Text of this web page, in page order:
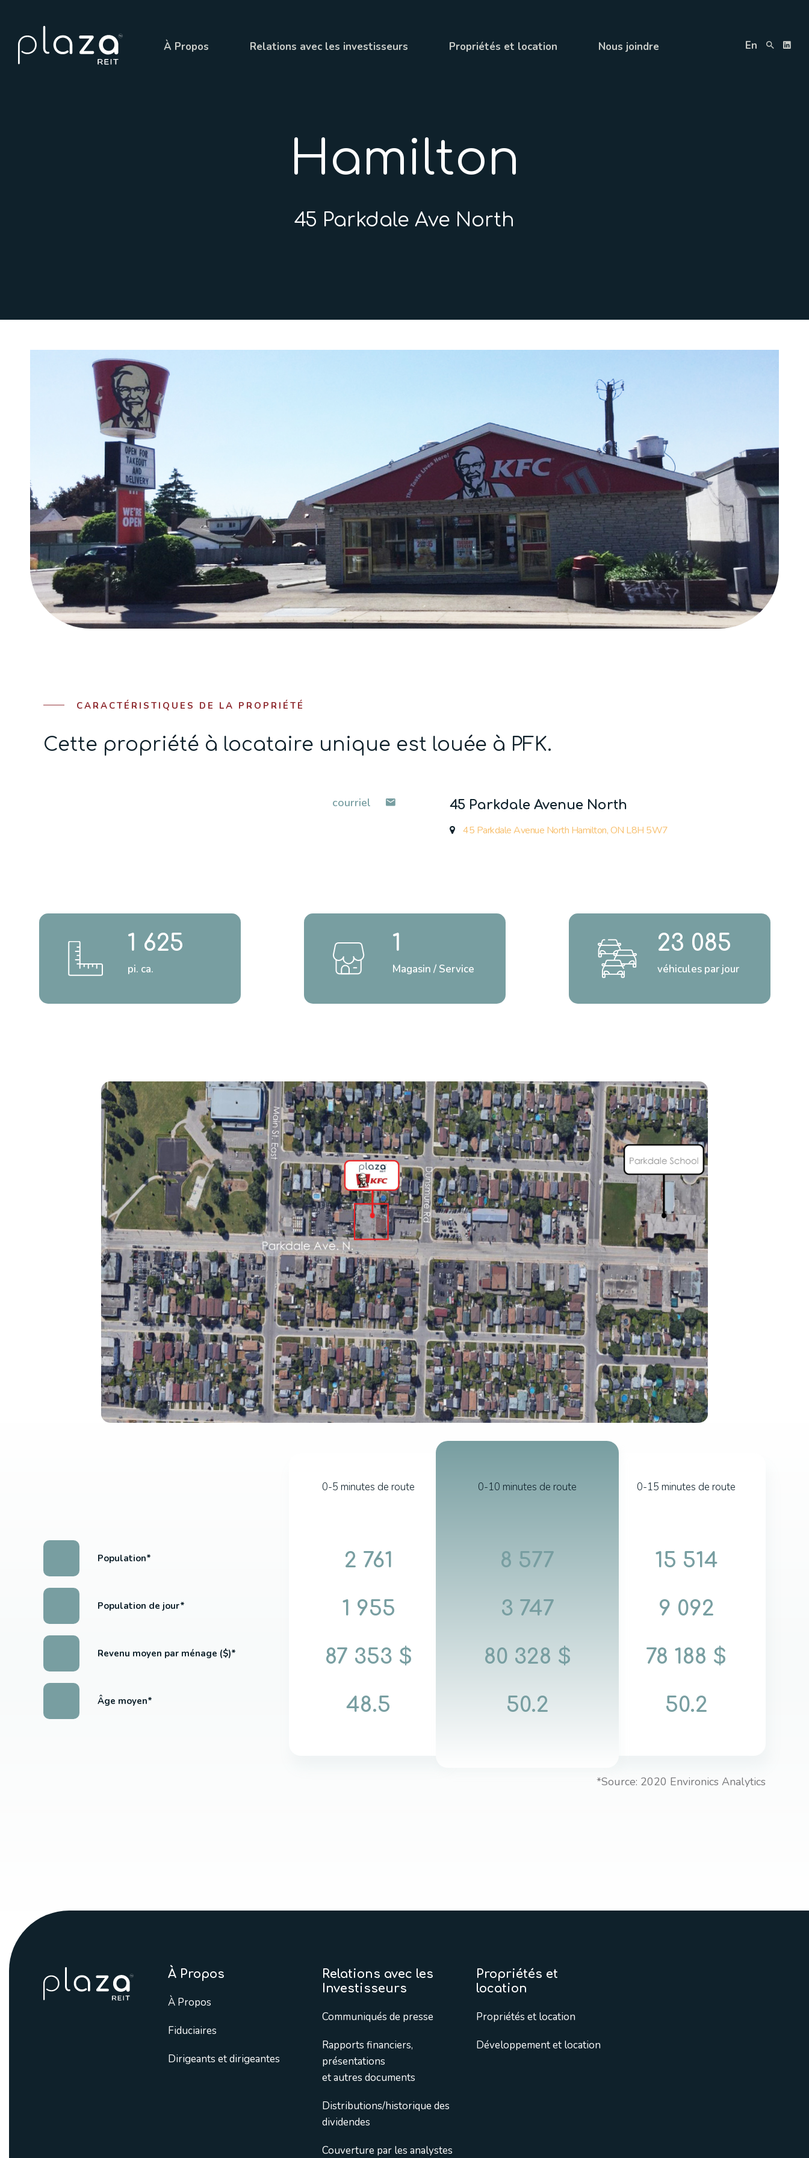
À Propos Relations avec les investisseurs Propriétés et location Nous joindre En
Hamilton
45 Parkdale Ave North
CARACTÉRISTIQUES DE LA PROPRIÉTÉ
Cette propriété à locataire unique est louée à PFK.
courriel 45 Parkdale Avenue North
45 Parkdale Avenue North Hamilton, ON L8H 5W7
1 625
pi. ca.
1
Magasin / Service
23 085
véhicules par jour
Population*
Population de jour*
Revenu moyen par ménage ($)*
Âge moyen*
0-5 minutes de route
2 761
1 955
87 353 $
48.5
0-10 minutes de route
8 577
3 747
80 328 $
50.2
0-15 minutes de route
15 514
9 092
78 188 $
50.2
*Source: 2020 Environics Analytics
À Propos
À Propos
Fiduciaires
Dirigeants et dirigeantes
Relations avec les
Investisseurs
Communiqués de presse
Rapports financiers,
présentations
et autres documents
Distributions/historique des
dividendes
Couverture par les analystes
Propriétés et
location
Propriétés et location
Développement et location